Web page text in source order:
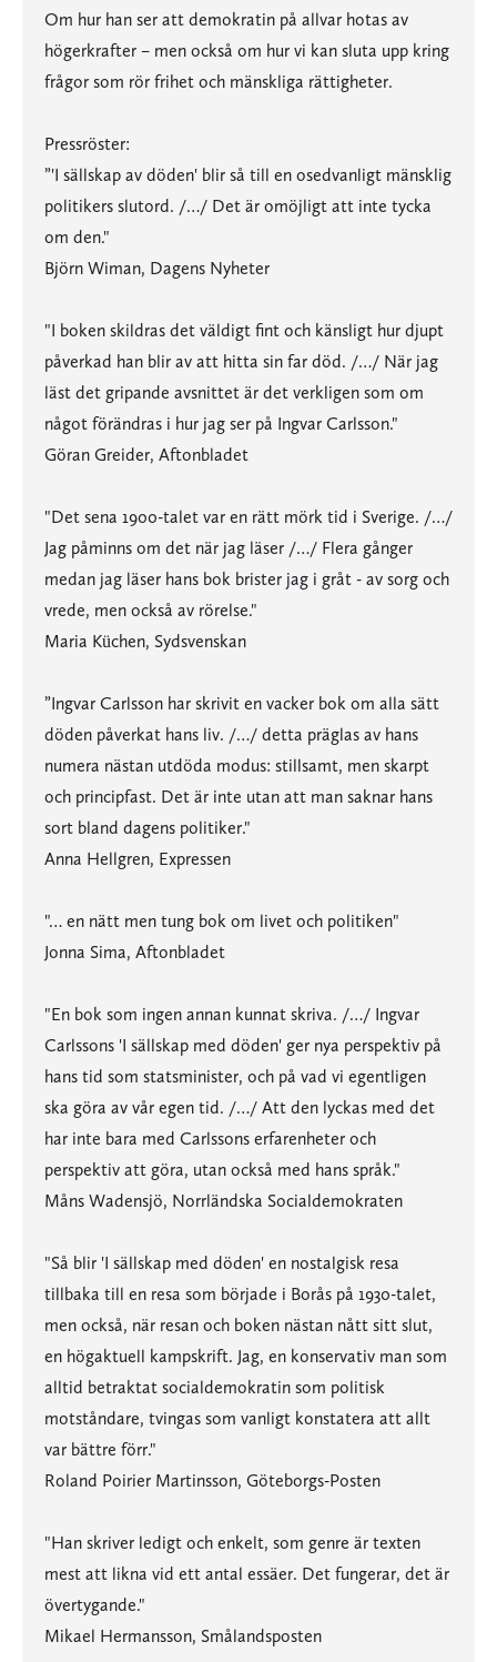
Om hur han ser att demokratin på allvar hotas av
högerkrafter – men också om hur vi kan sluta upp kring
frågor som rör frihet och mänskliga rättigheter.
Pressröster:
”'I sällskap av döden' blir så till en osedvanligt mänsklig
politikers slutord. /…/ Det är omöjligt att inte tycka
om den."
Björn Wiman, Dagens Nyheter
"I boken skildras det väldigt fint och känsligt hur djupt
påverkad han blir av att hitta sin far död. /…/ När jag
läst det gripande avsnittet är det verkligen som om
något förändras i hur jag ser på Ingvar Carlsson."
Göran Greider, Aftonbladet
"Det sena 1900-talet var en rätt mörk tid i Sverige. /…/
Jag påminns om det när jag läser /…/ Flera gånger
medan jag läser hans bok brister jag i gråt - av sorg och
vrede, men också av rörelse."
Maria Küchen, Sydsvenskan
”Ingvar Carlsson har skrivit en vacker bok om alla sätt
döden påverkat hans liv. /…/ detta präglas av hans
numera nästan utdöda modus: stillsamt, men skarpt
och principfast. Det är inte utan att man saknar hans
sort bland dagens politiker."
Anna Hellgren, Expressen
"… en nätt men tung bok om livet och politiken"
Jonna Sima, Aftonbladet
"En bok som ingen annan kunnat skriva. /…/ Ingvar
Carlssons 'I sällskap med döden' ger nya perspektiv på
hans tid som statsminister, och på vad vi egentligen
ska göra av vår egen tid. /…/ Att den lyckas med det
har inte bara med Carlssons erfarenheter och
perspektiv att göra, utan också med hans språk."
Måns Wadensjö, Norrländska Socialdemokraten
"Så blir 'I sällskap med döden' en nostalgisk resa
tillbaka till en resa som började i Borås på 1930-talet,
men också, när resan och boken nästan nått sitt slut,
en högaktuell kampskrift. Jag, en konservativ man som
alltid betraktat socialdemokratin som politisk
motståndare, tvingas som vanligt konstatera att allt
var bättre förr."
Roland Poirier Martinsson, Göteborgs-Posten
"Han skriver ledigt och enkelt, som genre är texten
mest att likna vid ett antal essäer. Det fungerar, det är
övertygande."
Mikael Hermansson, Smålandsposten